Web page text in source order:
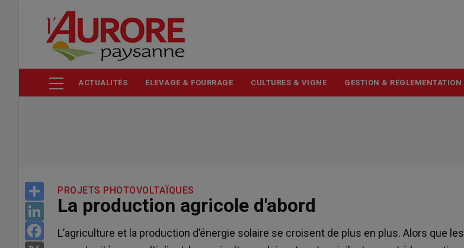
contenu
ACTUALITÉS ÉLEVAGE & FOURRAGE CULTURES & VIGNE GESTION & RÉGLEMENTATION
Share
LinkedIn
Facebook
PROJETS PHOTOVOLTAÏQUES
La production agricole d'abord
L’agriculture et la production d’énergie solaire se croisent de plus en plus. Alors que les